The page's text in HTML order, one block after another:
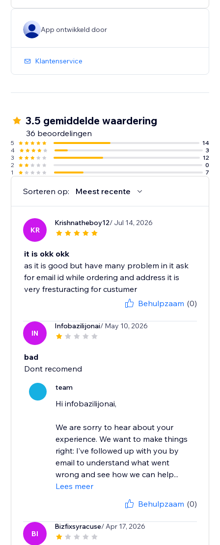
App ontwikkeld door
Klantenservice
3.5 gemiddelde waardering
36 beoordelingen
5
14
4
3
3
12
2
0
1
7
Sorteren op: Meest recente
KR
Krishnatheboy12/ Jul 14, 2026
it is okk okk
as it is good but have many problem in it ask
for email id while ordering and address it is
very fresturacting for custumer
Behulpzaam (0)
IN
Infobazilijonai/ May 10, 2026
bad
Dont recomend
team
Hi infobazilijonai,
We are sorry to hear about your
experience. We want to make things
right: I’ve followed up with you by
email to understand what went
wrong and see how we can help...
Lees meer
Behulpzaam (0)
BI
Bizfixsyracuse/ Apr 17, 2026